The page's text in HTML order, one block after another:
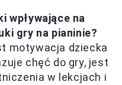
wpływające na
gry na pianinie?
motywacja dziecka
chęć do gry, jest
w lekcjach i